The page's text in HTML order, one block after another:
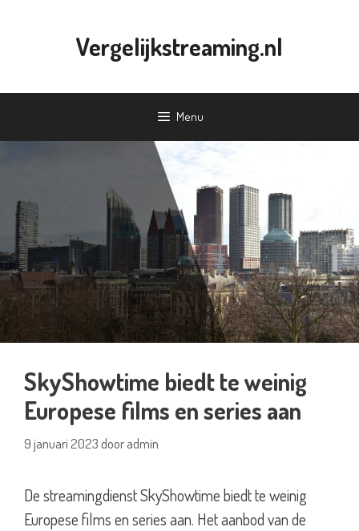
Vergelijkstreaming.nl
Menu
SkyShowtime biedt te weinig
Europese films en series aan
9 januari 2023 dooradmin
De streamingdienst SkyShowtime biedt te weinig
Europese films en series aan. Het aanbod van de